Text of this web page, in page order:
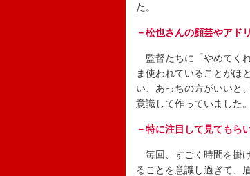
た。
－松也さんの顔芸やアド
監督たちに「やめてく
ま使われていることがほ
い、あっちの方がいいと
意識して作っていました。
－特に注目して見てもら
毎回、すごく時間を掛
ることを意識し過ぎて、